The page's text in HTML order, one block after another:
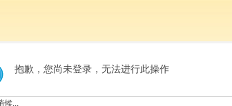
抱歉，您尚未登录，无法进行此操作
候...